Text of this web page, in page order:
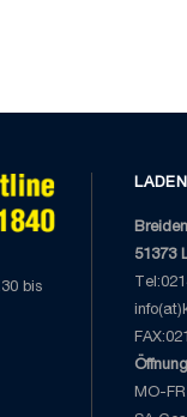
bis
51373
MO-